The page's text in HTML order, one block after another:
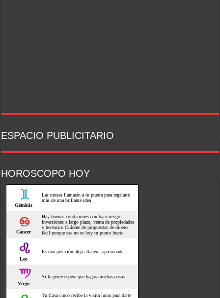
ESPACIO PUBLICITARIO
HOROSCOPO HOY